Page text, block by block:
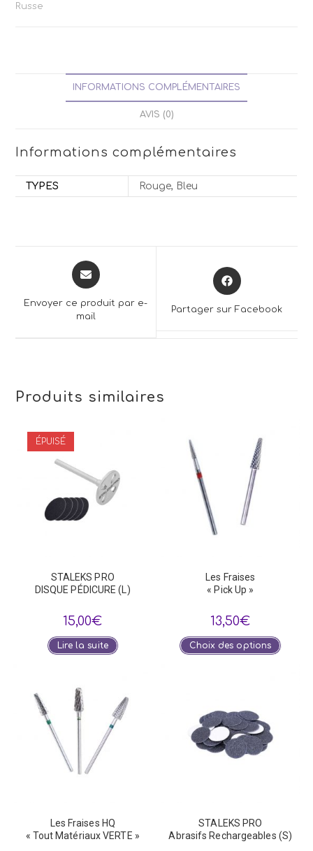
Russe
INFORMATIONS COMPLÉMENTAIRES
AVIS (0)
Informations complémentaires
TYPES Rouge, Bleu
Opens
in
new
Envoyer ce produit par e-
mail
Opens
in
Partager sur Facebook
Produits similaires
ÉPUISÉ
STALEKS PRO
DISQUE PÉDICURE (L)
15,00€
Lire la suite
Les Fraises
« Pick Up »
13,50€
Choix des options
Les Fraises HQ
« Tout Matériaux VERTE »
STALEKS PRO
Abrasifs Rechargeables (S)